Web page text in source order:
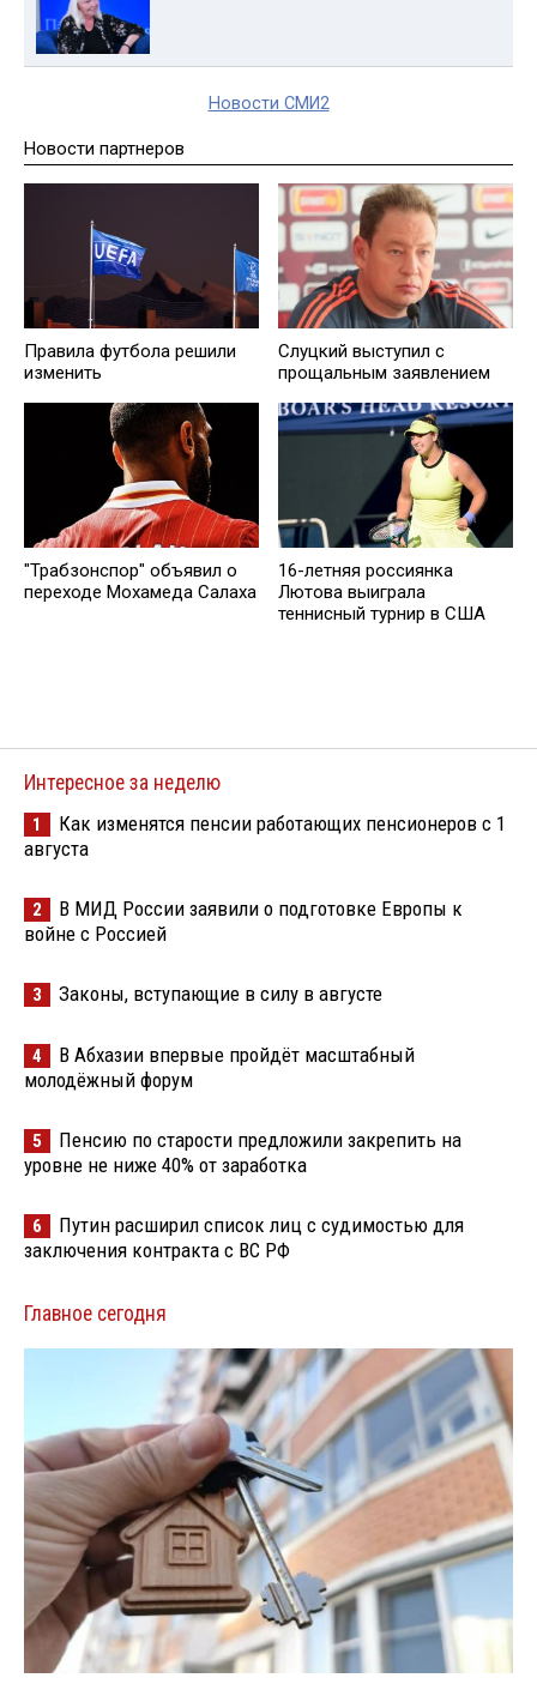
Новости СМИ2
Новости партнеров
Правила футбола решили
изменить
Слуцкий выступил с
прощальным заявлением
"Трабзонспор" объявил о
переходе Мохамеда Салаха
16-летняя россиянка
Лютова выиграла
теннисный турнир в США
Интересное за неделю
1
Как изменятся пенсии работающих пенсионеров с 1
августа
2
В МИД России заявили о подготовке Европы к
войне с Россией
3 Законы, вступающие в силу в августе
4
В Абхазии впервые пройдёт масштабный
молодёжный форум
5
Пенсию по старости предложили закрепить на
уровне не ниже 40% от заработка
6
Путин расширил список лиц с судимостью для
заключения контракта с ВС РФ
Главное сегодня